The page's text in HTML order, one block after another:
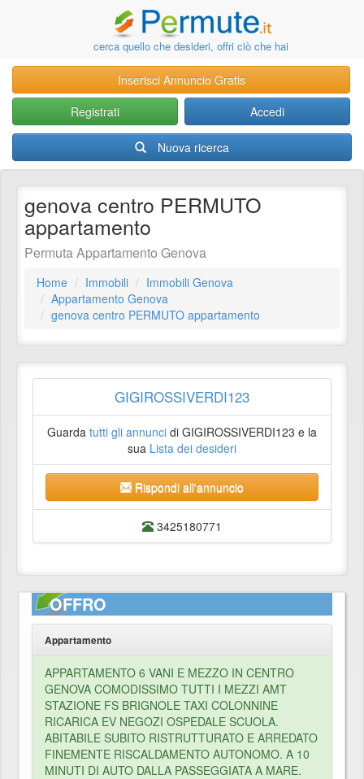
cerca quello che desideri, offri ciò che hai
Inserisci Annuncio Gratis
Registrati
Accedi
Nuova ricerca
genova centro PERMUTO
appartamento
Permuta Appartamento Genova
Home Immobili
Immobili Genova
Appartamento Genova
genova centro PERMUTO appartamento
GIGIROSSIVERDI123
Guarda tutti gli annunci di GIGIROSSIVERDI123 e la
sua Lista dei desideri
Rispondi all'annuncio
3425180771
OFFRO
Appartamento
APPARTAMENTO 6 VANI E MEZZO IN CENTRO
GENOVA COMODISSIMO TUTTI I MEZZI AMT
STAZIONE FS BRIGNOLE TAXI COLONNINE
RICARICA EV NEGOZI OSPEDALE SCUOLA.
ABITABILE SUBITO RISTRUTTURATO E ARREDATO
FINEMENTE RISCALDAMENTO AUTONOMO. A 10
MINUTI DI AUTO DALLA PASSEGGIATA A MARE.